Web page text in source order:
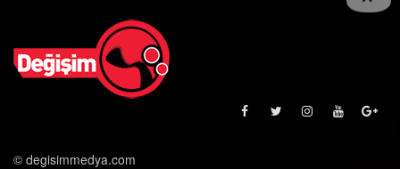
© degisimmedya.com